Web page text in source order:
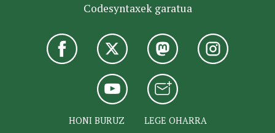
Codesyntaxek garatua
HONI BURUZ
LEGE OHARRA